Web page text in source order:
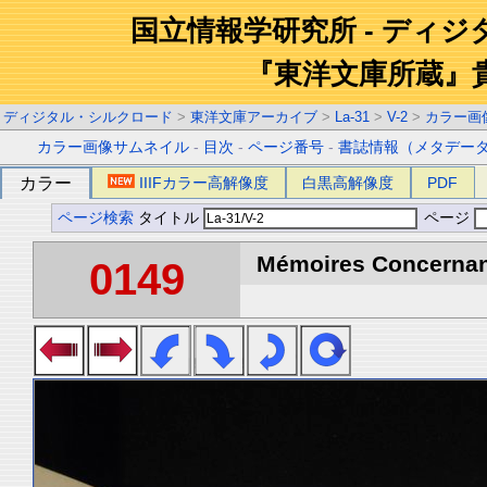
国立情報学研究所 - ディジ
『東洋文庫所蔵』
ディジタル・シルクロード > 東洋文庫アーカイブ > La-31 > V-2 > カラー画
カラー画像サムネイル - 目次 -ページ番号 -書誌情報（メタデー
カラー IIIFカラー高解像度 白黒高解像度 PDF
ページ検索 タイトル ページ
0149 Mémoires